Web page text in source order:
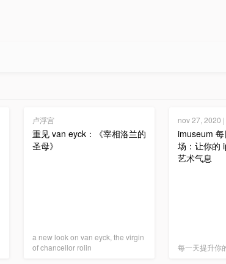
卢浮宫
重见 van eyck：《宰相洛兰的
圣母》
a new look on van eyck, the virgin
of chancellor rolin
nov 27, 2020
imuseum
场：让你的
艺术气息
每一天提升你